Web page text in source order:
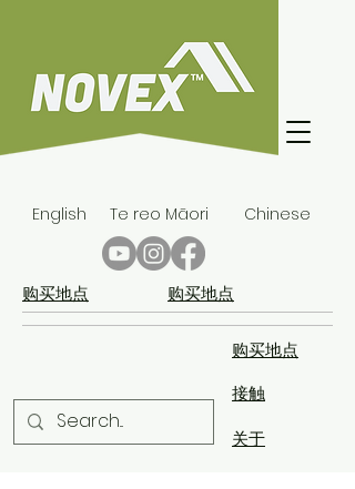
English Te reo Māori Chinese
购买地点 购买地点
购买地点
接触
关于